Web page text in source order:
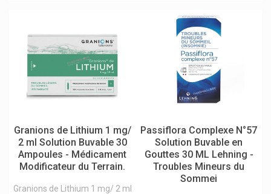
Granions de Lithium 1 mg/
2 ml Solution Buvable 30
Ampoules - Médicament
Modificateur du Terrain.
Granions de Lithium 1 mg/ 2 ml
Passiflora Complexe N°57
Solution Buvable en
Gouttes 30 ML Lehning -
Troubles Mineurs du
Sommei